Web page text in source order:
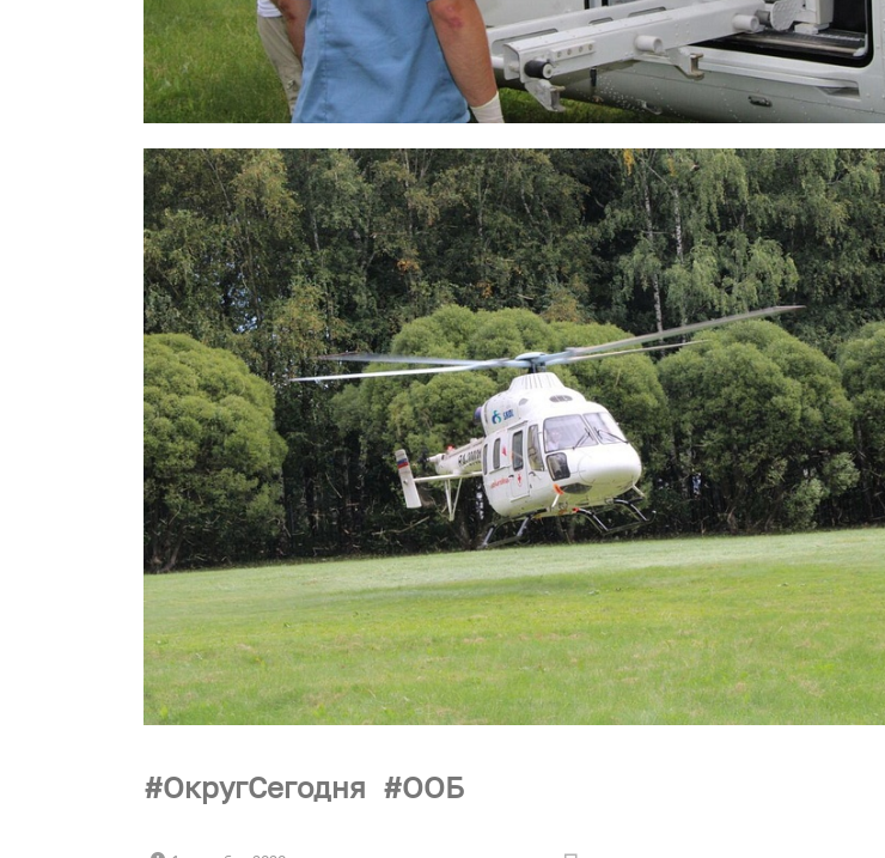
ОкругСегодня ООБ